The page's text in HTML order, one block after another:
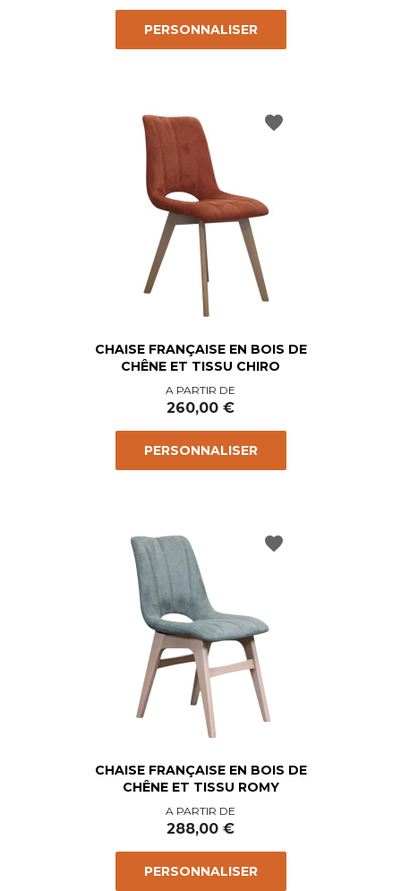
PERSONNALISER
CHAISE FRANÇAISE EN BOIS DE
CHÊNE ET TISSU CHIRO
Prix
A PARTIR DE
260,00 €
PERSONNALISER
favorite
CHAISE FRANÇAISE EN BOIS DE
CHÊNE ET TISSU ROMY
Prix
A PARTIR DE
288,00 €
PERSONNALISER
favorite